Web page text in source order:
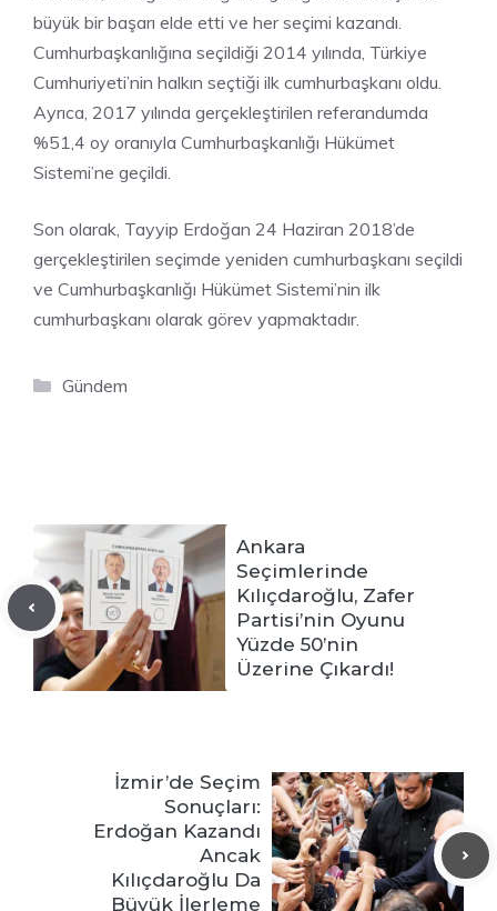
büyük bir başarı elde etti ve her seçimi kazandı.
Cumhurbaşkanlığına seçildiği 2014 yılında, Türkiye
Cumhuriyeti’nin halkın seçtiği ilk cumhurbaşkanı oldu.
Ayrıca, 2017 yılında gerçekleştirilen referandumda
%51,4 oy oranıyla Cumhurbaşkanlığı Hükümet
Sistemi’ne geçildi.
Son olarak, Tayyip Erdoğan 24 Haziran 2018’de
gerçekleştirilen seçimde yeniden cumhurbaşkanı seçildi
ve Cumhurbaşkanlığı Hükümet Sistemi’nin ilk
cumhurbaşkanı olarak görev yapmaktadır.
Kategoriler
Gündem
Ankara
Seçimlerinde
Kılıçdaroğlu, Zafer
Partisi’nin Oyunu
Yüzde 50’nin
Üzerine Çıkardı!
İzmir’de Seçim
Sonuçları:
Erdoğan Kazandı
Ancak
Kılıçdaroğlu Da
Büyük İlerleme